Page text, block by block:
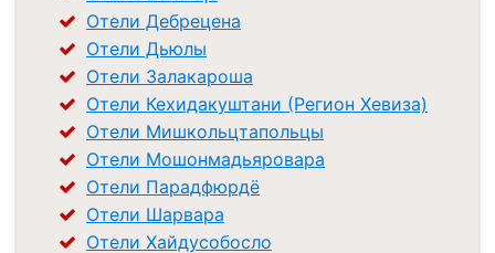
Отели Дебрецена
Отели Дьюлы
Отели Залакароша
Отели Кехидакуштани (Регион Хевиза)
Отели Мишкольцтапольцы
Отели Мошонмадьяровара
Отели Парадфюрдё
Отели Шарвара
Отели Хайдусобосло